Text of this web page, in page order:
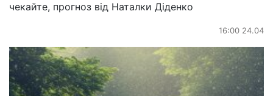
чекайте, прогноз від Наталки Діденко
16:00 24.04